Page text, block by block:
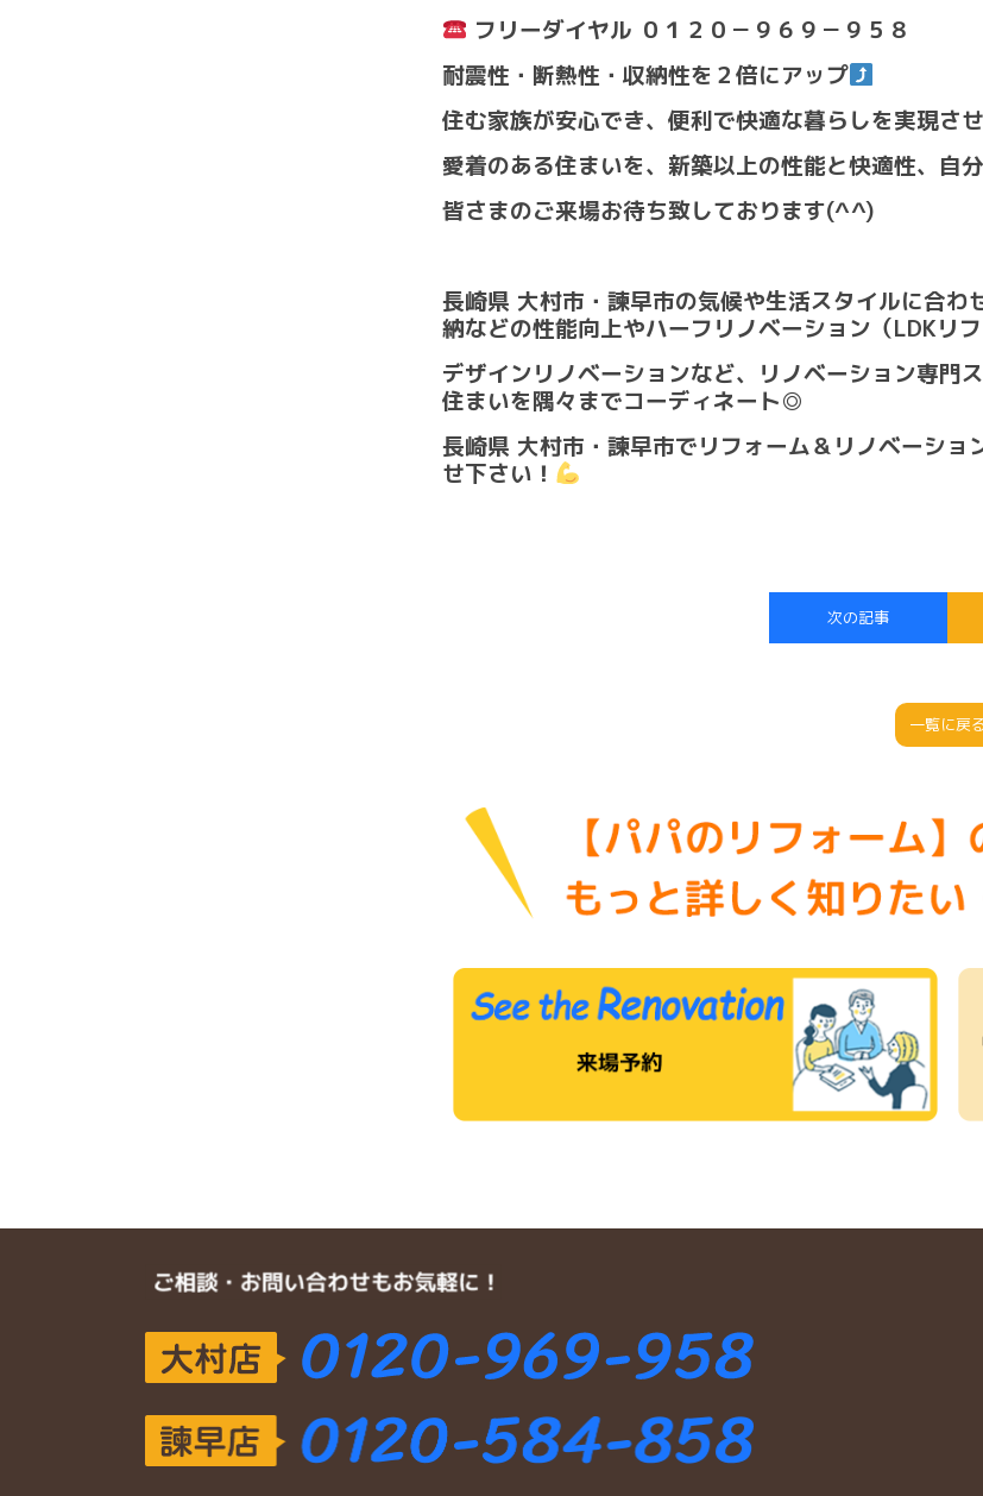
フリーダイヤル ０１２０－９６９－９５８
耐震性・断熱性・収納性を２倍にアップ
住む家族が安心でき、便利で快適な暮らしを実現させ
愛着のある住まいを、新築以上の性能と快適性、自
皆さまのご来場お待ち致しております(^^)
長崎県 大村市・諫早市の気候や生活スタイルに合
納などの性能向上やハーフリノベーション（LDKリフ
デザインリノベーションなど、リノベーション専門
住まいを隅々までコーディネート◎
長崎県 大村市・諫早市でリフォーム＆リノベーシ
せ下さい！
次の記事
一覧に戻